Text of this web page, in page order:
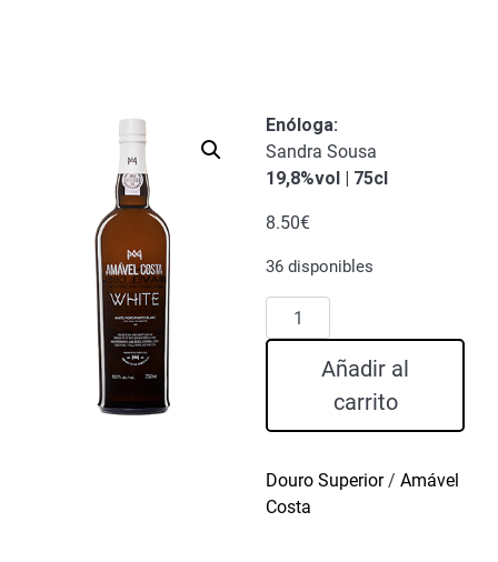
Enóloga:
Sandra Sousa
19,8%vol | 75cl
8.50€
36 disponibles
Amável
Costa
cantidad
Añadir al
carrito
Douro Superior/ Amável
Costa